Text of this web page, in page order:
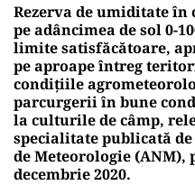
Rezerva de umiditate
pe adâncimea de sol 0-
limite satisfăcătoare,
pe aproape întreg
condiţiile
parcurgerii în bune
la culturile de câmp,
specialitate publicată
de Meteorologie (ANM),
decembrie 2020.